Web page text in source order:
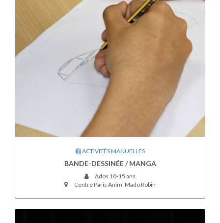
ACTIVITÉS MANUELLES
BANDE-DESSINÉE / MANGA
Ados 10-15 ans
Centre Paris Anim' Mado Robin